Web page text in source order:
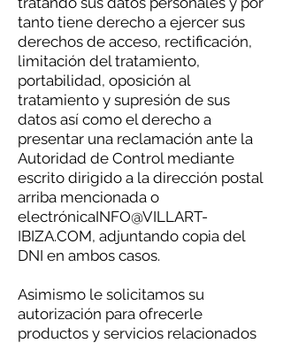
tanto tiene derecho a ejercer sus
derechos de acceso, rectificación,
limitación del tratamiento,
portabilidad, oposición al
tratamiento y supresión de sus
datos así como el derecho a
presentar una reclamación ante la
Autoridad de Control mediante
escrito dirigido a la dirección postal
arriba mencionada o
electrónicaINFO@VILLART-
IBIZA.COM, adjuntando copia del
DNI en ambos casos.
Asimismo le solicitamos su
autorización para ofrecerle
productos y servicios relacionados